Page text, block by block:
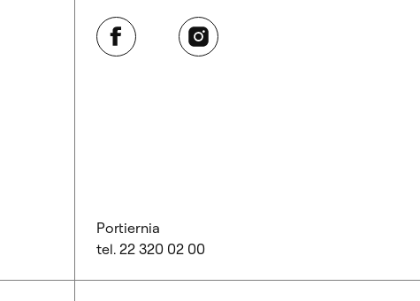
Facebook Instagram
Portiernia
tel. 22 320 02 00